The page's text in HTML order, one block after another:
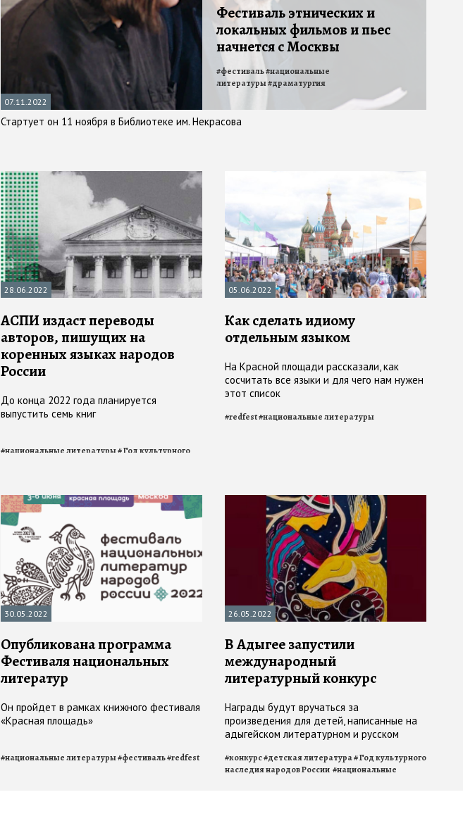
07.11.2022
Фестиваль этнических и
локальных фильмов и пьес
начнется с Москвы
Стартует он 11 ноября в Библиотеке им. Некрасова
#фестиваль#национальные
литературы#драматургия
28.06.2022
АСПИ издаст переводы
авторов, пишущих на
коренных языках народов
России
До конца 2022 года планируется
выпустить семь книг
#национальные литературы#Год культурного
05.06.2022
Как сделать идиому
отдельным языком
На Красной площади рассказали, как
сосчитать все языки и для чего нам нужен
этот список
#redfest#национальные литературы
30.05.2022
Опубликована программа
Фестиваля национальных
литератур
Он пройдет в рамках книжного фестиваля
«Красная площадь»
#национальные литературы#фестиваль#redfest
26.05.2022
В Адыгее запустили
международный
литературный конкурс
Награды будут вручаться за
произведения для детей, написанные на
адыгейском литературном и русском
иллюстрации
#конкурс#детская литература#Год культурного
наследия народов России #национальные